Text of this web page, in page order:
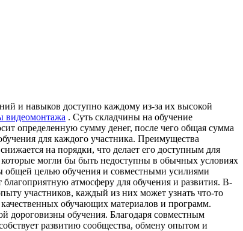
и навыков доступно каждому из-за их высокой
видеомонтажа . Суть складчины на обучение
определенную сумму денег, после чего общая сумма
для каждого участника. Преимущества
на порядки, что делает его доступным для
могли бы быть недоступны в обычных условиях
общей целью обучения и совместными усилиями
атмосферу для обучения и развития. В-
участников, каждый из них может узнать что-то
обучающих материалов и программ.
дороговизны обучения. Благодаря совместным
развитию сообщества, обмену опытом и